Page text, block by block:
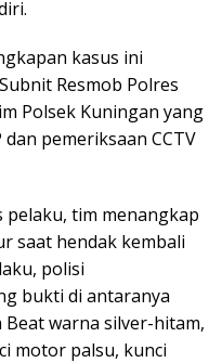
kasus ini
Resmob Polres
Polsek Kuningan yang
pemeriksaan CCTV
tim menangkap
saat hendak kembali
polisi
bukti di antaranya
warna silver-hitam,
motor palsu, kunci